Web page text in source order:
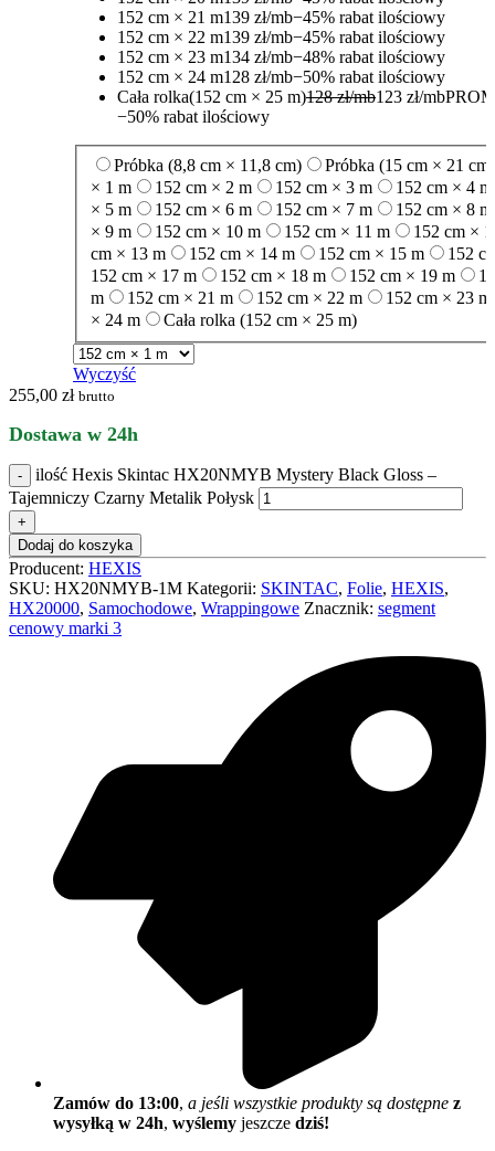
152 cm × 21 m139 zł/mb−45% rabat ilościowy
152 cm × 22 m139 zł/mb−45% rabat ilościowy
152 cm × 23 m134 zł/mb−48% rabat ilościowy
152 cm × 24 m128 zł/mb−50% rabat ilościowy
Cała rolka(152 cm × 25 m)128 zł/mb123 zł/mb
−50% rabat ilościowy
Próbka (8,8 cm × 11,8 cm)
Próbka (15 cm × 21 cm)
× 1 m
152 cm × 2 m 152 cm × 3 m
152 cm × 4 m
× 5 m
152 cm × 6 m 152 cm × 7 m
152 cm × 8 m
× 9 m
152 cm × 10 m 152 cm × 11 m
152 cm ×
cm × 13 m
152 cm × 14 m 152 cm × 15 m
152
152 cm × 17 m
152 cm × 18 m 152 cm × 19 m
m
152 cm × 21 m 152 cm × 22 m
152 cm × 23 m
× 24 m
Cała rolka (152 cm × 25 m)
Wyczyść
255,00 zł brutto
Dostawa w 24h
ilość Hexis Skintac HX20NMYB Mystery Black Gloss –
Tajemniczy Czarny Metalik Połysk
Dodaj do koszyka
Producent: HEXIS
SKU: HX20NMYB-1M Kategorii: SKINTAC, Folie, HEXIS,
HX20000, Samochodowe, Wrappingowe Znacznik: segment
cenowy marki 3
Zamów do 13:00, a jeśli wszystkie produkty są dostępne z
wysyłką w 24h, wyślemy jeszcze dziś!